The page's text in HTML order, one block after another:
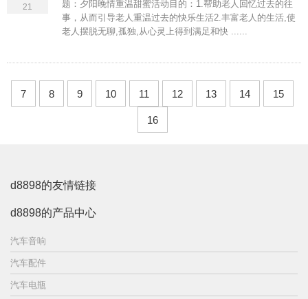
21
题：夕阳晚情重温甜蜜活动目的：1.帮助老人回忆过去的往
事，从而引导老人重温过去的快乐生活2.丰富老人的生活,使
老人摆脱无聊,孤独,从心灵上得到满足和快 ......
7 8 9 10 11 12 13 14 15
16
d8898的友情链接
d8898的产品中心
汽车音响
汽车配件
汽车电瓶